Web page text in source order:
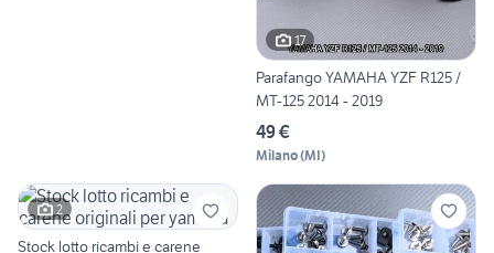
17
Parafango YAMAHA YZF R125 /
MT-125 2014 - 2019
49 €
Milano(MI)
2
Stock lotto ricambi e carene